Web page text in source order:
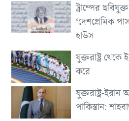
ট্রাম্পের
‘দেশপ্রেমিক
হাউস
যুক্তরাষ্ট্র
করে
যুক্তরাষ্ট্র-
পাকিস্তান: